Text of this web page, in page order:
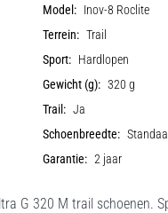
Model: Inov-8 Roclite
Terrein: Trail
Sport: Hardlopen
Gewicht (g): 320 g
Trail: Ja
Schoenbreedte:
Garantie: 2 jaar
G 320 M trail schoenen.